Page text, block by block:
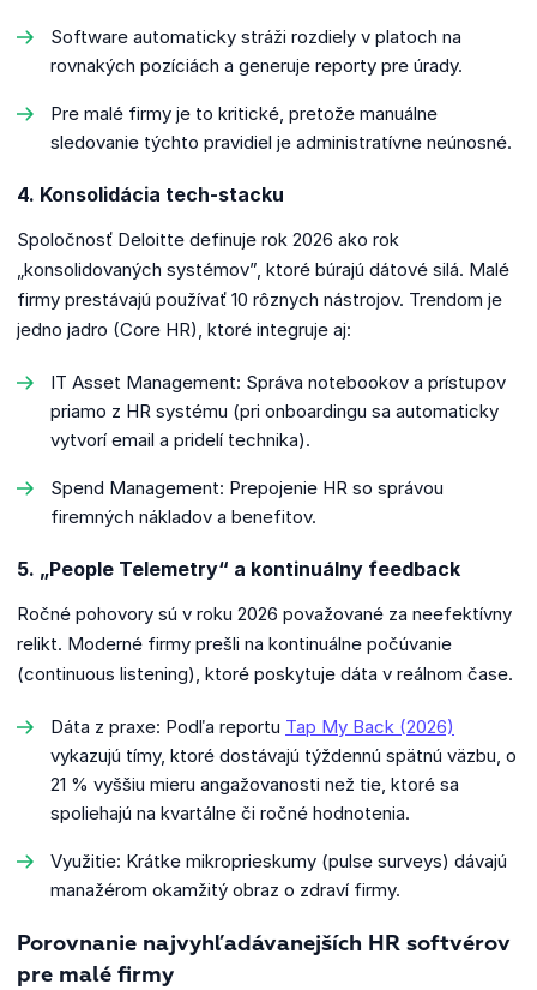
Software automaticky stráži rozdiely v platoch na
rovnakých pozíciách a generuje reporty pre úrady.
Pre malé firmy je to kritické, pretože manuálne
sledovanie týchto pravidiel je administratívne neúnosné.
4. Konsolidácia tech-stacku
Spoločnosť Deloitte definuje rok 2026 ako rok
„konsolidovaných systémov”, ktoré búrajú dátové silá. Malé
firmy prestávajú používať 10 rôznych nástrojov. Trendom je
jedno jadro (Core HR), ktoré integruje aj:
IT Asset Management: Správa notebookov a prístupov
priamo z HR systému (pri onboardingu sa automaticky
vytvorí email a pridelí technika).
Spend Management: Prepojenie HR so správou
firemných nákladov a benefitov.
5. „People Telemetry“ a kontinuálny feedback
Ročné pohovory sú v roku 2026 považované za neefektívny
relikt. Moderné firmy prešli na kontinuálne počúvanie
(continuous listening), ktoré poskytuje dáta v reálnom čase.
Dáta z praxe: Podľa reportu Tap My Back (2026)
vykazujú tímy, ktoré dostávajú týždennú spätnú väzbu, o
21 % vyššiu mieru angažovanosti než tie, ktoré sa
spoliehajú na kvartálne či ročné hodnotenia.
Využitie: Krátke mikroprieskumy (pulse surveys) dávajú
manažérom okamžitý obraz o zdraví firmy.
Porovnanie najvyhľadávanejších HR softvérov
pre malé firmy